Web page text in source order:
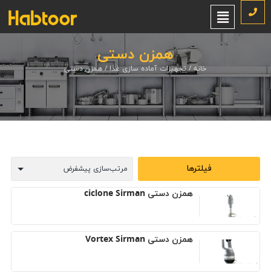
همزن دستی
خانه/تجهیزات آماده سازی غذا/ همزن دستی
فیلترها
همزن دستی ciclone Sirman
همزن دستی Vortex Sirman